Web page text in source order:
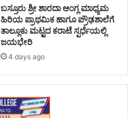
ಬಸ್ರೂರು ಶ್ರೀ ಶಾರದಾ ಆಂಗ್ಲ ಮಾಧ್ಯಮ
ಹಿರಿಯ ಪ್ರಾಥಮಿಕ ಹಾಗೂ ಪ್ರೌಢಶಾಲೆಗೆ
ತಾಲ್ಲೂಕು ಮಟ್ಟದ ಕರಾಟೆ ಸ್ಪರ್ಧೆಯಲ್ಲಿ
ಜಯಭೇರಿ
4 days ago